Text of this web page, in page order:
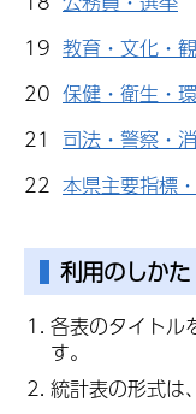
19 教育・文化・
20 保健・衛生・
21 司法・警察・
22 本県主要指標
利用のしかた
各表のタイトル
す。
統計表の形式は